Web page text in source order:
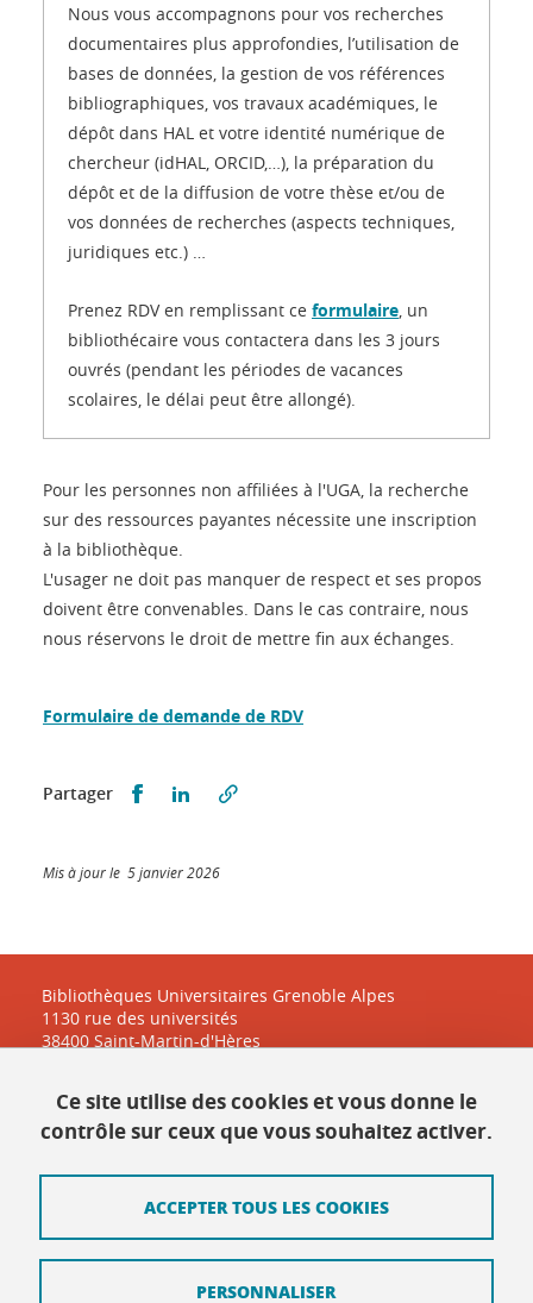
Nous vous accompagnons pour vos recherches
documentaires plus approfondies, l’utilisation de
bases de données, la gestion de vos références
bibliographiques, vos travaux académiques, le
dépôt dans HAL et votre identité numérique de
chercheur (idHAL, ORCID,…), la préparation du
dépôt et de la diffusion de votre thèse et/ou de
vos données de recherches (aspects techniques,
juridiques etc.) …
Prenez RDV en remplissant ce formulaire, un
bibliothécaire vous contactera dans les 3 jours
ouvrés (pendant les périodes de vacances
scolaires, le délai peut être allongé).
Pour les personnes non affiliées à l'UGA, la recherche
sur des ressources payantes nécessite une inscription
à la bibliothèque.
L'usager ne doit pas manquer de respect et ses propos
doivent être convenables. Dans le cas contraire, nous
nous réservons le droit de mettre fin aux échanges.
Formulaire de demande de RDV
Partager Partager sur Facebook
Partager sur LinkedIn
Mis à jour le 5 janvier 2026
Bibliothèques Universitaires Grenoble Alpes
1130 rue des universités
38400 Saint-Martin-d'Hères
Contact
Plan du site
Mentions légales
Données personnelles
Ce site utilise des cookies et vous donne le
contrôle sur ceux que vous souhaitez activer.
ACCEPTER TOUS LES COOKIES
PERSONNALISER